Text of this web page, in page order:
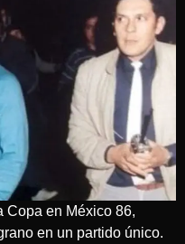
Copa en México 86,
en un partido único.